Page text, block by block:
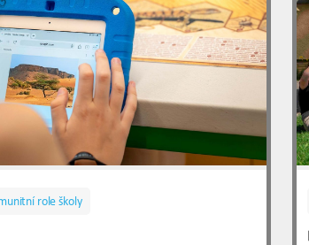
role školy